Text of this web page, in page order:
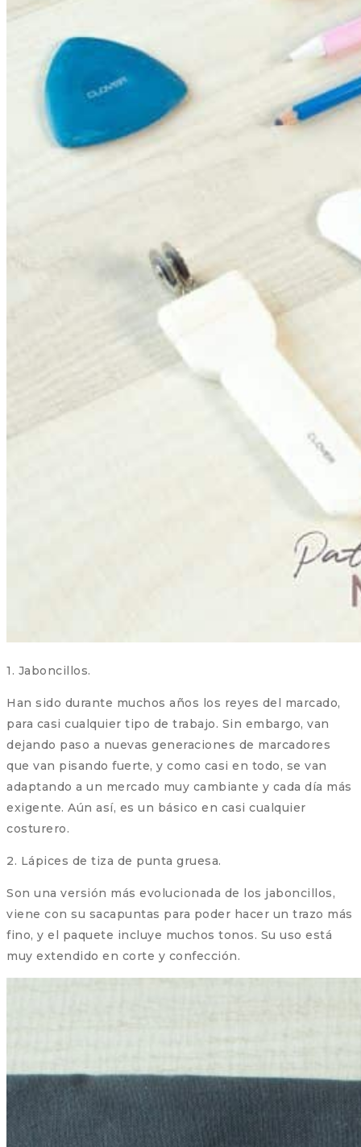
1. Jaboncillos.
Han sido durante muchos años los reyes del marcado,
para casi cualquier tipo de trabajo. Sin embargo, van
dejando paso a nuevas generaciones de marcadores
que van pisando fuerte, y como casi en todo, se van
adaptando a un mercado muy cambiante y cada día más
exigente. Aún así, es un básico en casi cualquier
costurero.
2. Lápices de tiza de punta gruesa.
Son una versión más evolucionada de los jaboncillos,
viene con su sacapuntas para poder hacer un trazo más
fino, y el paquete incluye muchos tonos. Su uso está
muy extendido en corte y confección.